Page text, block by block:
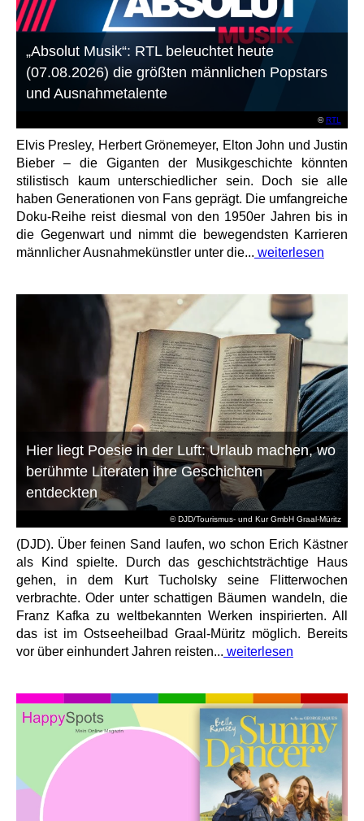
©RTL
„Absolut Musik“: RTL beleuchtet heute
(07.08.2026) die größten männlichen Popstars
und Ausnahmetalente
Elvis Presley, Herbert Grönemeyer, Elton John und Justin
Bieber – die Giganten der Musikgeschichte könnten
stilistisch kaum unterschiedlicher sein. Doch sie alle
haben Generationen von Fans geprägt. Die umfangreiche
Doku-Reihe reist diesmal von den 1950er Jahren bis in
die Gegenwart und nimmt die bewegendsten Karrieren
männlicher Ausnahmekünstler unter die... weiterlesen
© DJD/Tourismus- und Kur GmbH Graal-Müritz
Hier liegt Poesie in der Luft: Urlaub machen, wo
berühmte Literaten ihre Geschichten
entdeckten
(DJD). Über feinen Sand laufen, wo schon Erich Kästner
als Kind spielte. Durch das geschichtsträchtige Haus
gehen, in dem Kurt Tucholsky seine Flitterwochen
verbrachte. Oder unter schattigen Bäumen wandeln, die
Franz Kafka zu weltbekannten Werken inspirierten. All
das ist im Ostseeheilbad Graal-Müritz möglich. Bereits
vor über einhundert Jahren reisten... weiterlesen